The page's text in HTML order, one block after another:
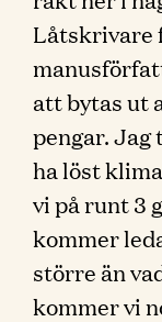
Låtskrivare
att bytas ut
pengar.
ha löst
vi på runt 3
kommer
större än
kommer vi